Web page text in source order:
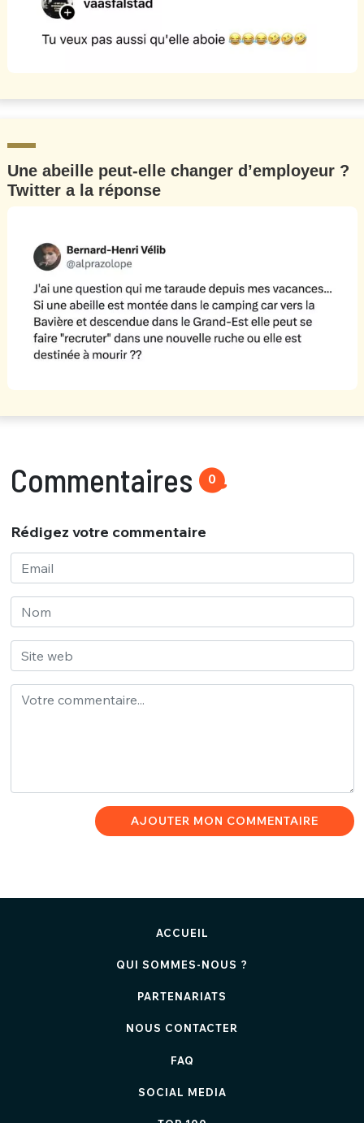
Une abeille peut-elle changer d’employeur ?
Twitter a la réponse
Commentaires 0
Rédigez votre commentaire
AJOUTER MON COMMENTAIRE
ACCUEIL
QUI SOMMES-NOUS ?
PARTENARIATS
NOUS CONTACTER
FAQ
SOCIAL MEDIA